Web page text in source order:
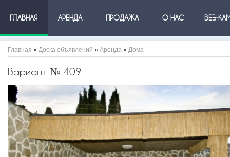
ГЛАВНАЯ АРЕНДА ПРОДАЖА О НАС ВЕБ-
Главная » Доска объявлений » Аренда » Дома
Вариант № 409